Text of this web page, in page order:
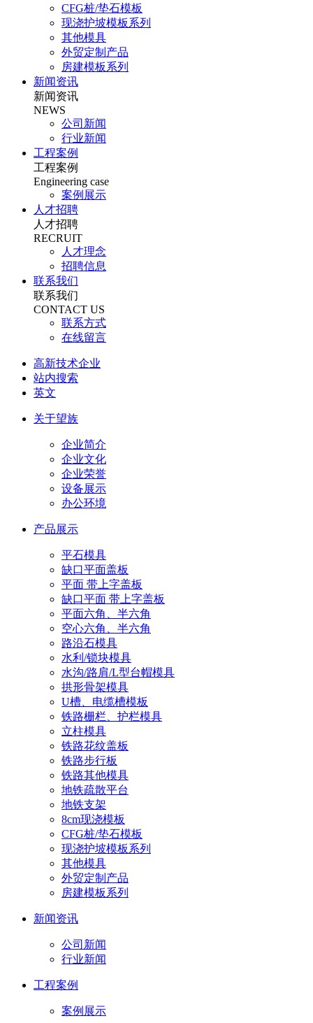
CFG桩/垫石模板
现浇护坡模板系列
其他模具
外贸定制产品
房建模板系列
新闻资讯
新闻资讯
NEWS
公司新闻
行业新闻
工程案例
工程案例
Engineering case
案例展示
人才招聘
人才招聘
RECRUIT
人才理念
招聘信息
联系我们
联系我们
CONTACT US
联系方式
在线留言
高新技术企业
站内搜索
英文
关于望族
企业简介
企业文化
企业荣誉
设备展示
办公环境
产品展示
平石模具
缺口平面盖板
平面 带上字盖板
缺口平面 带上字盖板
平面六角、半六角
空心六角、半六角
路沿石模具
水利/锁块模具
水沟/路肩/L型台帽模具
拱形骨架模具
U槽、电缆槽模板
铁路栅栏、护栏模具
立柱模具
铁路花纹盖板
铁路步行板
铁路其他模具
地铁疏散平台
地铁支架
8cm现浇模板
CFG桩/垫石模板
现浇护坡模板系列
其他模具
外贸定制产品
房建模板系列
新闻资讯
公司新闻
行业新闻
工程案例
案例展示